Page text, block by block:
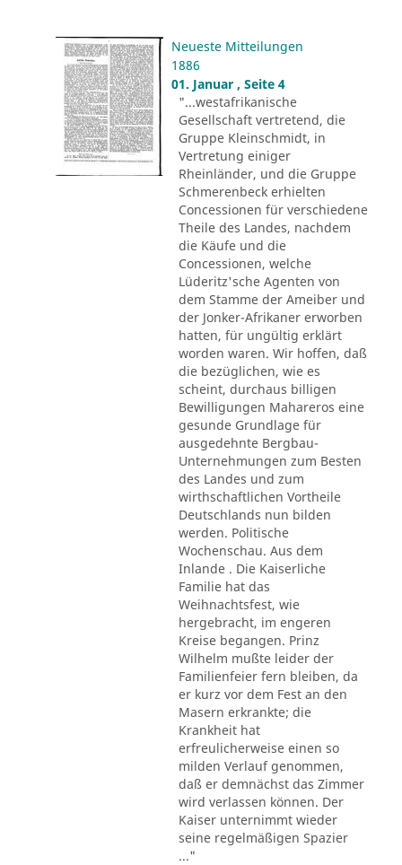
Neueste Mitteilungen
1886
01. Januar , Seite 4
"...westafrikanische
Gesellschaft vertretend, die
Gruppe Kleinschmidt, in
Vertretung einiger
Rheinländer, und die Gruppe
Schmerenbeck erhielten
Concessionen für verschiedene
Theile des Landes, nachdem
die Käufe und die
Concessionen, welche
Lüderitz'sche Agenten von
dem Stamme der Ameiber und
der Jonker-Afrikaner erworben
hatten, für ungültig erklärt
worden waren. Wir hoffen, daß
die bezüglichen, wie es
scheint, durchaus billigen
Bewilligungen Mahareros eine
gesunde Grundlage für
ausgedehnte Bergbau-
Unternehmungen zum Besten
des Landes und zum
wirthschaftlichen Vortheile
Deutschlands nun bilden
werden. Politische
Wochenschau. Aus dem
Inlande . Die Kaiserliche
Familie hat das
Weihnachtsfest, wie
hergebracht, im engeren
Kreise begangen. Prinz
Wilhelm mußte leider der
Familienfeier fern bleiben, da
er kurz vor dem Fest an den
Masern erkrankte; die
Krankheit hat
erfreulicherweise einen so
milden Verlauf genommen,
daß er demnächst das Zimmer
wird verlassen können. Der
Kaiser unternimmt wieder
seine regelmäßigen Spazier
..."